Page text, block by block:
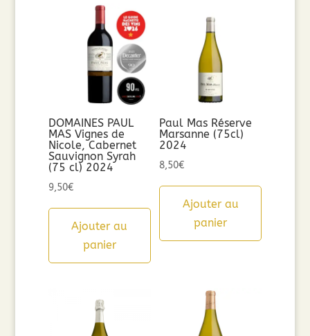
DOMAINES PAUL
MAS Vignes de
Nicole, Cabernet
Sauvignon Syrah
(75 cl) 2024
9,50€
Ajouter au
panier
Paul Mas Réserve
Marsanne (75cl)
2024
8,50€
Ajouter au
panier